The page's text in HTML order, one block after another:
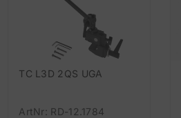
TC L3D 2QS UGA
ArtNr: RD-12.1784